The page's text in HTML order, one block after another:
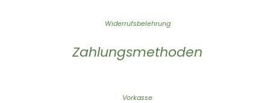
Widerrufsbelehrung
Zahlungsmethoden
Vorkasse